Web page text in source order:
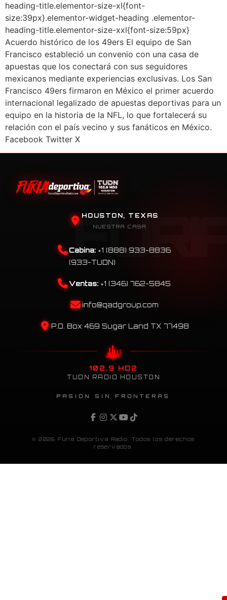
heading-title.elementor-size-xl{font-
size:39px}.elementor-widget-heading .elementor-
heading-title.elementor-size-xxl{font-size:59px}
Acuerdo histórico de los 49ers El equipo de San
Francisco estableció un convenio con una casa de
apuestas que los conectará con sus seguidores
mexicanos mediante experiencias exclusivas. Los San
Francisco 49ers firmaron en México el primer acuerdo
internacional legalizado de apuestas deportivas para un
equipo en la historia de la NFL, lo que fortalecerá su
relación con el país vecino y sus fanáticos en México.
Facebook Twitter X
HOUSTON, TEXAS
NUESTRA CASA
Cabina: +1 (888) 933-8836
(933-TUDN)
Ventas: +1 (346) 762-5845
info@qadgroup.com
P.O. Box 469 Sugar Land TX 77498
102.9 HD2
TUDN RADIO HOUSTON
PASIÓN SIN FRONTERAS
© 2026 Furia Deportiva Radio. Todos los derechos
reservados.